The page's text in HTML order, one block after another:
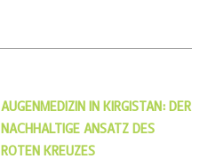
AUGENMEDIZIN IN KIRGISTAN: DER
NACHHALTIGE ANSATZ DES
ROTEN KREUZES